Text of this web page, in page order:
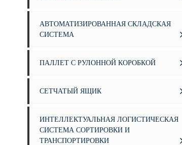
АВТОМАТИЗИРОВАННАЯ СКЛАДСКАЯ
СИСТЕМА
ПАЛЛЕТ С РУЛОННОЙ КОРОБКОЙ
СЕТЧАТЫЙ ЯЩИК
ИНТЕЛЛЕКТУАЛЬНАЯ ЛОГИСТИЧЕСКАЯ
СИСТЕМА СОРТИРОВКИ И
ТРАНСПОРТИРОВКИ